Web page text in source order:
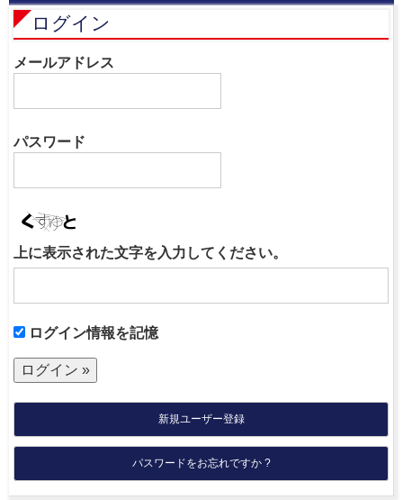
ログイン
メールアドレス
パスワード
上に表示された文字を入力してください。
ログイン情報を記憶
新規ユーザー登録
パスワードをお忘れですか ?